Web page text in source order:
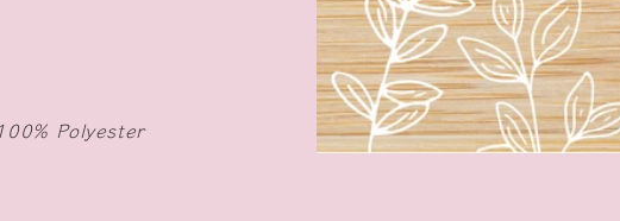
100% Polyester